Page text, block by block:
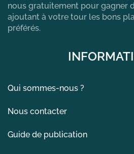
nous gratuitement pour gagner
ajoutant à votre tour les bons
préférés.
Qui sommes-nous ?
Nous contacter
Guide de publication